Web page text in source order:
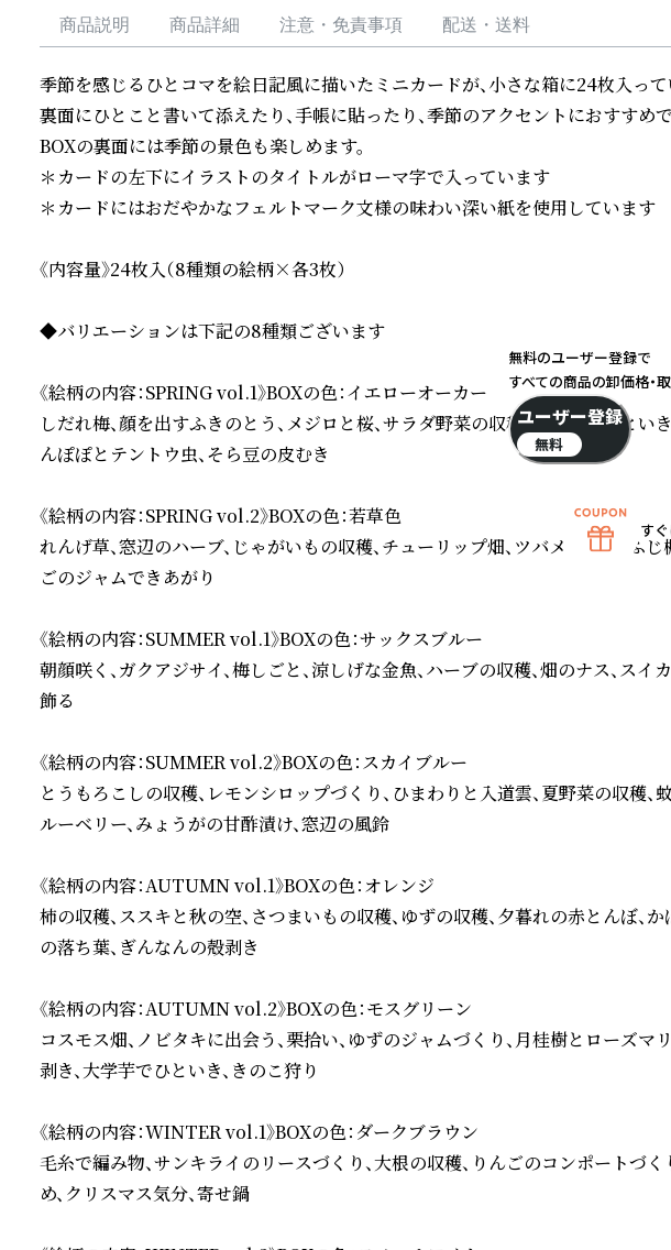
商品説明 商品詳細 注意・免責事項 配送・送料
季節を感じるひとコマを絵日記風に描いたミニカードが、小さな箱に24枚入って
裏面にひとこと書いて添えたり、手帳に貼ったり、季節のアクセントにおすすめで
BOXの裏面には季節の景色も楽しめます。
＊カードの左下にイラストのタイトルがローマ字で入っています
＊カードにはおだやかなフェルトマーク文様の味わい深い紙を使用しています
《内容量》24枚入（8種類の絵柄×各3枚）
◆バリエーションは下記の8種類ございます
《絵柄の内容：SPRING vol.1》BOXの色：イエローオーカー
しだれ梅、顔を出すふきのとう、メジロと桜、サラダ野菜の収穫、お団子でひとい
んぽぽとテントウ虫、そら豆の皮むき
《絵柄の内容：SPRING vol.2》BOXの色：若草色
れんげ草、窓辺のハーブ、じゃがいもの収穫、チューリップ畑、ツバメの親子、ふじ
ごのジャムできあがり
《絵柄の内容：SUMMER vol.1》BOXの色：サックスブルー
朝顔咲く、ガクアジサイ、梅しごと、涼しげな金魚、ハーブの収穫、畑のナス、スイ
飾る
《絵柄の内容：SUMMER vol.2》BOXの色：スカイブルー
とうもろこしの収穫、レモンシロップづくり、ひまわりと入道雲、夏野菜の収穫、
ルーベリー、みょうがの甘酢漬け、窓辺の風鈴
《絵柄の内容：AUTUMN vol.1》BOXの色：オレンジ
柿の収穫、ススキと秋の空、さつまいもの収穫、ゆずの収穫、夕暮れの赤とんぼ、
の落ち葉、ぎんなんの殻剥き
《絵柄の内容：AUTUMN vol.2》BOXの色：モスグリーン
コスモス畑、ノビタキに出会う、栗拾い、ゆずのジャムづくり、月桂樹とローズマ
剥き、大学芋でひといき、きのこ狩り
《絵柄の内容：WINTER vol.1》BOXの色：ダークブラウン
毛糸で編み物、サンキライのリースづくり、大根の収穫、りんごのコンポートづく
め、クリスマス気分、寄せ鍋
無料のユーザー登録で
すべての商品の卸価格・
ユーザー登録
無料
す